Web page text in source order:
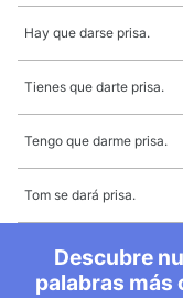
Hay que darse prisa.
Tienes que darte prisa.
Tengo que darme prisa.
Tom se dará prisa.
Descubre
palabras más